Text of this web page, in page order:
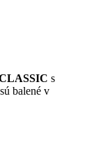
s
balené v